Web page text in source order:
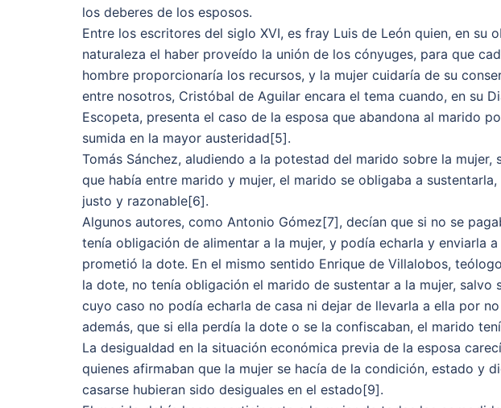
los deberes de los esposos.
Entre los escritores del siglo XVI, es fray Luis de León quien, en su
naturaleza el haber proveído la unión de los cónyuges, para que
hombre proporcionaría los recursos, y la mujer cuidaría de su
entre nosotros, Cristóbal de Aguilar encara el tema cuando, en su
Escopeta, presenta el caso de la esposa que abandona al marido
sumida en la mayor austeridad[5].
Tomás Sánchez, aludiendo a la potestad del marido sobre la
que había entre marido y mujer, el marido se obligaba a
justo y razonable[6].
Algunos autores, como Antonio Gómez[7], decían que si no se
tenía obligación de alimentar a la mujer, y podía echarla y enviarla
prometió la dote. En el mismo sentido Enrique de Villalobos,
la dote, no tenía obligación el marido de sustentar a la mujer,
cuyo caso no podía echarla de casa ni dejar de llevarla a ella por
además, que si ella perdía la dote o se la confiscaban, el marido
La desigualdad en la situación económica previa de la esposa
quienes afirmaban que la mujer se hacía de la condición, estado y
casarse hubieran sido desiguales en el estado[9].